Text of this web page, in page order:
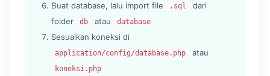
Buat database, lalu import file .sql
dari
folder
db atau database
Sesuaikan koneksi di
application/config/database.php atau
koneksi.php